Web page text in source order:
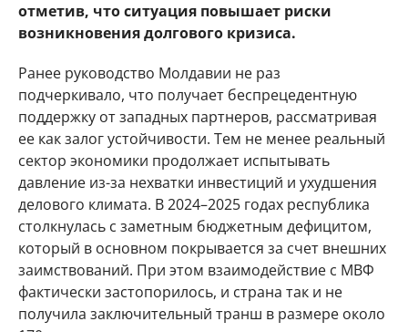
отметив, что ситуация повышает риски
возникновения долгового кризиса.
Ранее руководство Молдавии не раз
подчеркивало, что получает беспрецедентную
поддержку от западных партнеров, рассматривая
ее как залог устойчивости. Тем не менее реальный
сектор экономики продолжает испытывать
давление из-за нехватки инвестиций и ухудшения
делового климата. В 2024–2025 годах республика
столкнулась с заметным бюджетным дефицитом,
который в основном покрывается за счет внешних
заимствований. При этом взаимодействие с МВФ
фактически застопорилось, и страна так и не
получила заключительный транш в размере около